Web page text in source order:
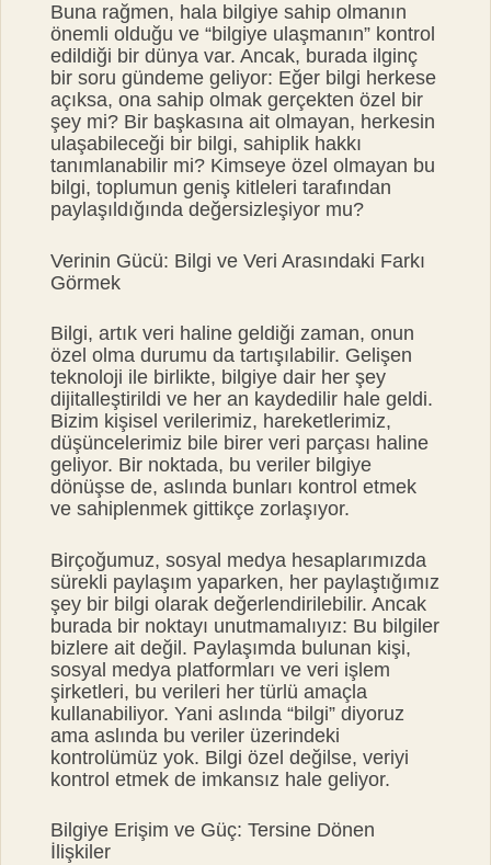
Buna rağmen, hala bilgiye sahip olmanın
önemli olduğu ve “bilgiye ulaşmanın” kontrol
edildiği bir dünya var. Ancak, burada ilginç
bir soru gündeme geliyor: Eğer bilgi herkese
açıksa, ona sahip olmak gerçekten özel bir
şey mi? Bir başkasına ait olmayan, herkesin
ulaşabileceği bir bilgi, sahiplik hakkı
tanımlanabilir mi? Kimseye özel olmayan bu
bilgi, toplumun geniş kitleleri tarafından
paylaşıldığında değersizleşiyor mu?
Verinin Gücü: Bilgi ve Veri Arasındaki Farkı
Görmek
Bilgi, artık veri haline geldiği zaman, onun
özel olma durumu da tartışılabilir. Gelişen
teknoloji ile birlikte, bilgiye dair her şey
dijitalleştirildi ve her an kaydedilir hale geldi.
Bizim kişisel verilerimiz, hareketlerimiz,
düşüncelerimiz bile birer veri parçası haline
geliyor. Bir noktada, bu veriler bilgiye
dönüşse de, aslında bunları kontrol etmek
ve sahiplenmek gittikçe zorlaşıyor.
Birçoğumuz, sosyal medya hesaplarımızda
sürekli paylaşım yaparken, her paylaştığımız
şey bir bilgi olarak değerlendirilebilir. Ancak
burada bir noktayı unutmamalıyız: Bu bilgiler
bizlere ait değil. Paylaşımda bulunan kişi,
sosyal medya platformları ve veri işlem
şirketleri, bu verileri her türlü amaçla
kullanabiliyor. Yani aslında “bilgi” diyoruz
ama aslında bu veriler üzerindeki
kontrolümüz yok. Bilgi özel değilse, veriyi
kontrol etmek de imkansız hale geliyor.
Bilgiye Erişim ve Güç: Tersine Dönen
İlişkiler